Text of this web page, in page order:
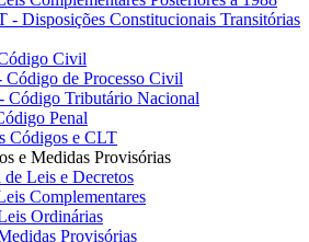
- Disposições Constitucionais Transitórias
Civil
Código de Processo Civil
Código Tributário Nacional
Penal
Códigos e CLT
e Medidas Provisórias
de Leis e Decretos
Complementares
Ordinárias
Provisórias